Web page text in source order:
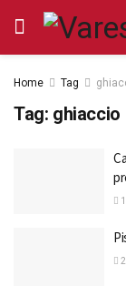
Home Tag
Tag: ghiaccio